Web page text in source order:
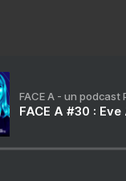
FACE A - un podcast
FACE A #30 :